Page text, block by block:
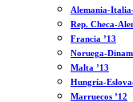
Alemania-
Rep. Checa-
Francia ’13
Noruega-
Malta ’13
Hungría-
Marruecos ’12